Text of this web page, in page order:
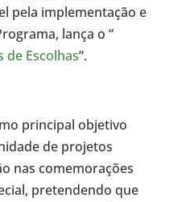
pela implementação e
lança o “
de Escolhas“.
principal objetivo
de projetos
nas comemorações
pretendendo que